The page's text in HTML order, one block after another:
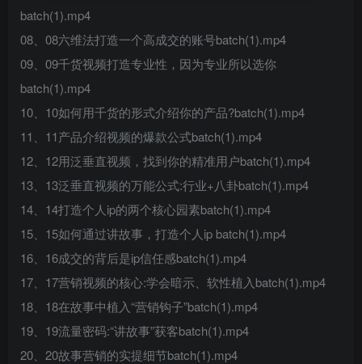
batch(1).mp4
08、08六维法打造一个高成交的账号batch(1).mp4
09、09千货视频打造专业性，因为专业所以选你
batch(1).mp4
10、10如何用千货的形式介绍你的产品?batch(1).mp4
11、11产品介绍视频的爆款公式batch(1).mp4
12、12用泛垂直视频，找到你的精准用户batch(1).mp4
13、13泛垂直视频的万能公式:行业+八卦batch(1).mp4
14、14打造个人ip的两个核心园素batch(1).mp4
15、15如何通过讲故事，打造个人ip batch(1).mp4
16、16成交的背后是ip信任感batch(1).mp4
17、17营销视频的核心:学会暗示、软性植入batch(1).mp4
18、18在故事中植入“营销钩子”batch(1).mp4
19、19流量密码:“讲故事”获客batch(1).mp4
20、20故事营销的实提细节batch(1).mp4